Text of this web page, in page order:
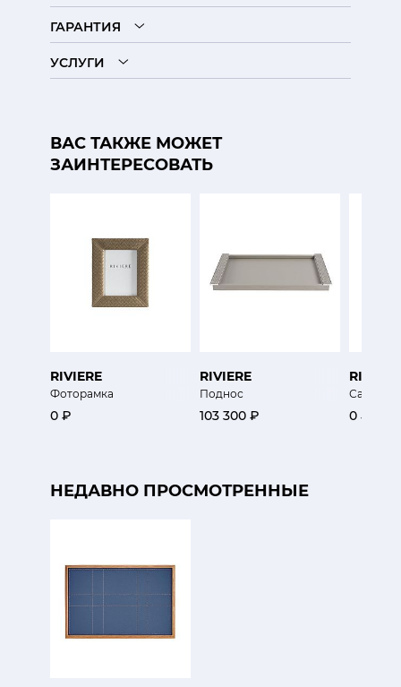
ГАРАНТИЯ
УСЛУГИ
ВАС ТАКЖЕ МОЖЕТ
ЗАИНТЕРЕСОВАТЬ
RIVIERE
Фоторамка
0 ₽
RIVIERE
Поднос
103 300 ₽
RIVIERE
0 ₽
НЕДАВНО ПРОСМОТРЕННЫЕ